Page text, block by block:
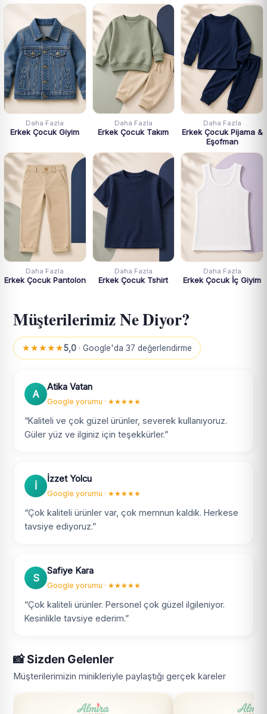
Daha Fazla
Erkek Çocuk Giyim
Daha Fazla
Erkek Çocuk Takım
Daha Fazla
Erkek Çocuk Pijama &
Eşofman
Daha Fazla
Erkek Çocuk Pantolon
Daha Fazla
Erkek Çocuk Tshirt
Daha Fazla
Erkek Çocuk İç Giyim
Müşterilerimiz Ne Diyor?
★★★★★5,0 · Google'da 37 değerlendirme
A
Atika Vatan
Google yorumu · ★★★★★
“Kaliteli ve çok güzel ürünler, severek kullanıyoruz.
Güler yüz ve ilginiz için teşekkürler.”
İ
İzzet Yolcu
Google yorumu · ★★★★★
“Çok kaliteli ürünler var, çok memnun kaldık. Herkese
tavsiye ediyoruz.”
S
Safiye Kara
Google yorumu · ★★★★★
“Çok kaliteli ürünler. Personel çok güzel ilgileniyor.
Kesinlikle tavsiye ederim.”
📸 Sizden Gelenler
Müşterilerimizin minikleriyle paylaştığı gerçek kareler